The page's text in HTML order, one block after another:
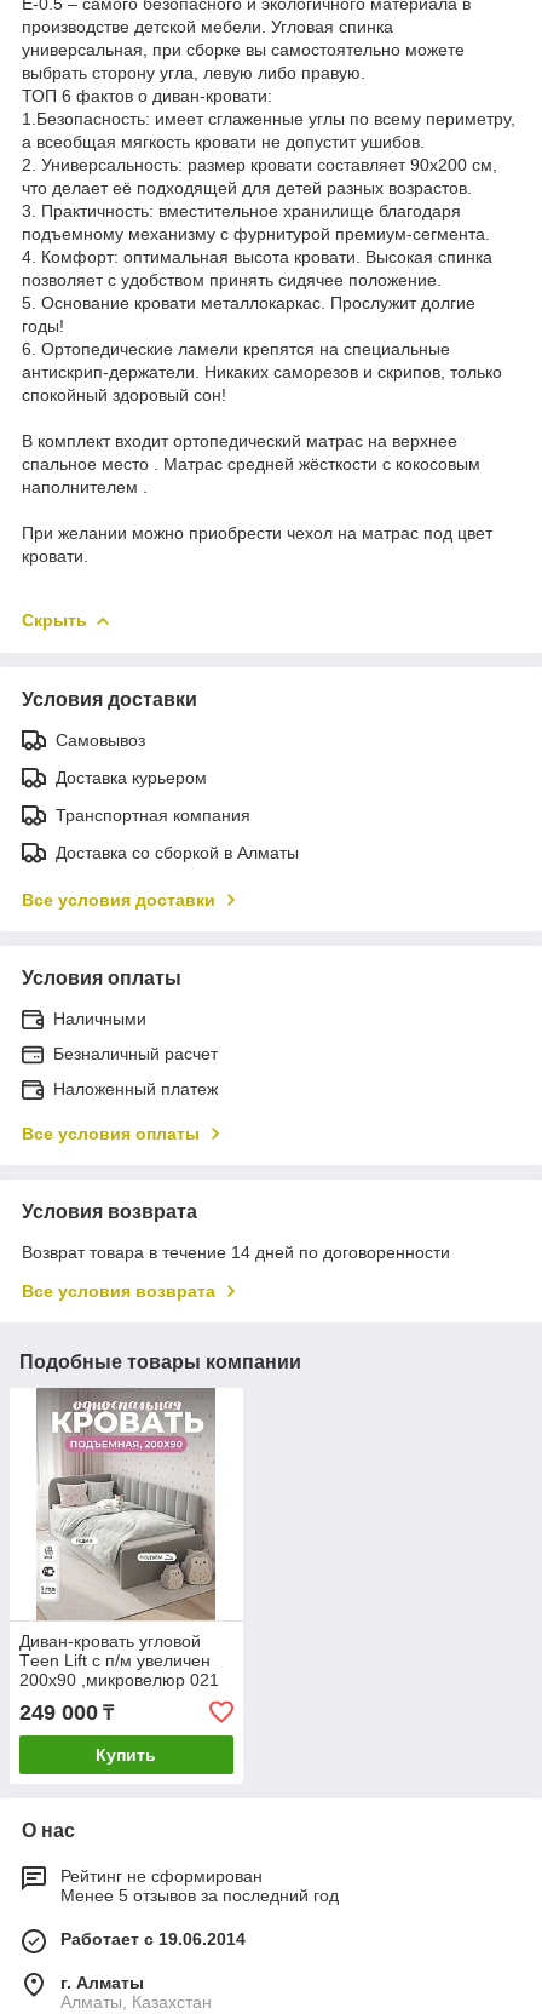
производстве детской мебели. Угловая спинка
универсальная, при сборке вы самостоятельно можете
выбрать сторону угла, левую либо правую.
ТОП 6 фактов о диван-кровати:
1.Безопасность: имеет сглаженные углы по всему периметру,
а всеобщая мягкость кровати не допустит ушибов.
2. Универсальность: размер кровати составляет 90x200 см,
что делает её подходящей для детей разных возрастов.
3. Практичность: вместительное хранилище благодаря
подъемному механизму с фурнитурой премиум-сегмента.
4. Комфорт: оптимальная высота кровати. Высокая спинка
позволяет с удобством принять сидячее положение.
5. Основание кровати металлокаркас. Прослужит долгие
годы!
6. Ортопедические ламели крепятся на специальные
антискрип-держатели. Никаких саморезов и скрипов, только
спокойный здоровый сон!
В комплект входит ортопедический матрас на верхнее
спальное место . Матрас средней жёсткости с кокосовым
наполнителем .
При желании можно приобрести чехол на матрас под цвет
кровати.
Скрыть
Условия доставки
Самовывоз
Доставка курьером
Транспортная компания
Доставка со сборкой в Алматы
Все условия доставки
Условия оплаты
Наличными
Безналичный расчет
Наложенный платеж
Все условия оплаты
Условия возврата
Возврат товара в течение 14 дней по договоренности
Все условия возврата
Подобные товары компании
Диван-кровать угловой
Тeen Lift с п/м увеличен
200х90 ,микровелюр 021
серый с матрасом
249 000 ₸
Купить
О нас
Рейтинг не сформирован
Менее 5 отзывов за последний год
Работает с 19.06.2014
г. Алматы
Алматы, Казахстан